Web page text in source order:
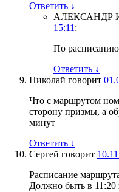
Ответить ↓
АЛЕКСАНДР
15:11 :
По
Ответить ↓
Николай говорит
Что с маршрутом
сторону призмы, а
минут
Ответить ↓
Сергей говорит
Расписание
Должно быть в 11:20